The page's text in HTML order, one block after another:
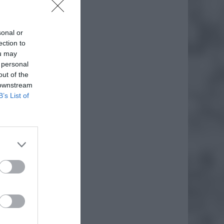
or
to
may
of the
List of